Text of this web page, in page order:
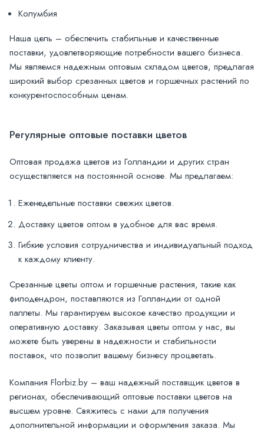
Колумбия
Наша цель – обеспечить стабильные и качественные
поставки, удовлетворяющие потребности вашего бизнеса.
Мы являемся надежным оптовым складом цветов, предлагая
широкий выбор срезанных цветов и горшечных растений по
конкурентоспособным ценам.
Регулярные оптовые поставки цветов
Оптовая продажа цветов из Голландии и других стран
осуществляется на постоянной основе. Мы предлагаем:
Еженедельные поставки свежих цветов.
Доставку цветов оптом в удобное для вас время.
Гибкие условия сотрудничества и индивидуальный подход
к каждому клиенту.
Срезанные цветы оптом и горшечные растения, такие как
филодендрон, поставляются из Голландии от одной
паллеты. Мы гарантируем высокое качество продукции и
оперативную доставку. Заказывая цветы оптом у нас, вы
можете быть уверены в надежности и стабильности
поставок, что позволит вашему бизнесу процветать.
Компания Florbiz.by – ваш надежный поставщик цветов в
регионах, обеспечивающий оптовые поставки цветов на
высшем уровне. Свяжитесь с нами для получения
дополнительной информации и оформления заказа. Мы